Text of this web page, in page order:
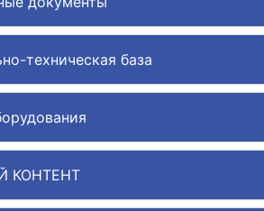
техническая база
КОНТЕНТ